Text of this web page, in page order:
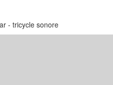
- tricycle sonore